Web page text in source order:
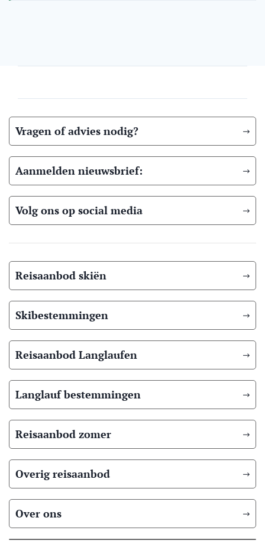
Vragen of advies nodig?
Aanmelden nieuwsbrief:
Volg ons op social media
Reisaanbod skiën
Skibestemmingen
Reisaanbod Langlaufen
Langlauf bestemmingen
Reisaanbod zomer
Overig reisaanbod
Over ons